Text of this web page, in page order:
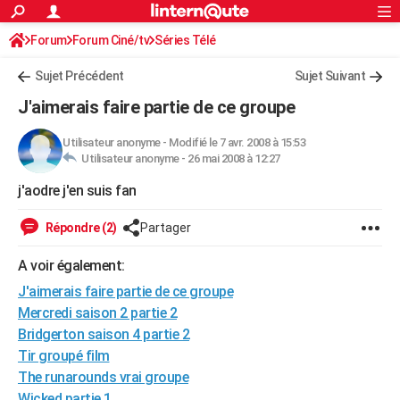
ACTUALITÉS
Politique
Société
Faits Divers
Education
Monde
Villes
+
FINANCE
Retraite
Impôts
Epargne
Immobilier
Risques naturels par ville
Banque
Assurance
Crédit
AUTO
Essais
Réserver un essai
Citadines
Berlines
SUV
Forum auto
+HIGH-TECH
Mobiles
Meilleur smartphone
Internet
Ordinateurs
Jeux vidéo
Guide high-tech
BRICOLAGE
Forum
Aménagement intérieur
Extérieur
Cuisine
Salle de bains
Jardinage
Rangement
WEEK-END
Guides de France
Escapades
Patrimoine
Expositions
Musées
Week-end nature
+LIFESTYLE
Art de vivre
Bien-être
Loisirs
Mode
Modes de vie
SANTE
Alimentation
Guide de la santé
Maladies
Médicaments
Sommeil
VOYAGE
S'inscrire
Connexion
Forum Forum Ciné/tv Séries Télé
Sujet Précédent Sujet Suivant
J'aimerais faire partie de ce groupe
Utilisateur anonyme- Modifié le 7 avr. 2008 à 15:53
Utilisateur anonyme - 26 mai 2008 à 12:27
j'aodre j'en suis fan
Répondre (2) Partager
A voir également:
J'aimerais faire partie de ce groupe
Mercredi saison 2 partie 2
Bridgerton saison 4 partie 2
Tir groupé film
The runarounds vrai groupe